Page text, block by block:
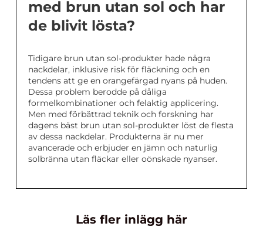
med brun utan sol och har
de blivit lösta?
Tidigare brun utan sol-produkter hade några
nackdelar, inklusive risk för fläckning och en
tendens att ge en orangefärgad nyans på huden.
Dessa problem berodde på dåliga
formelkombinationer och felaktig applicering.
Men med förbättrad teknik och forskning har
dagens bäst brun utan sol-produkter löst de flesta
av dessa nackdelar. Produkterna är nu mer
avancerade och erbjuder en jämn och naturlig
solbränna utan fläckar eller oönskade nyanser.
Läs fler inlägg här